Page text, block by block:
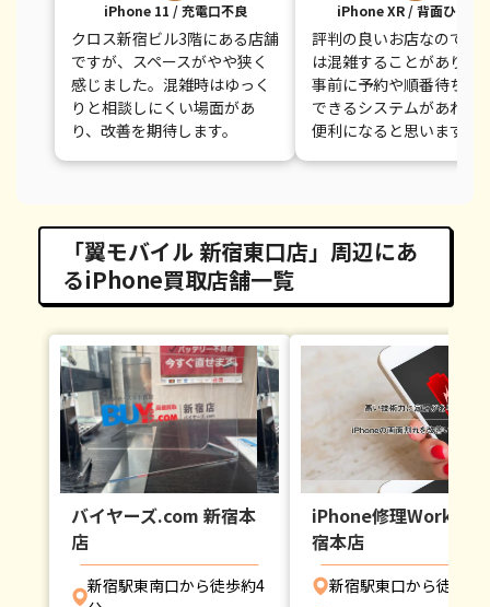
iPhone 11 / 充電口不良
クロス新宿ビル3階にある店舗
ですが、スペースがやや狭く
感じました。混雑時はゆっく
りと相談しにくい場面があ
り、改善を期待します。
iPhone XR / 背面ひびあ
評判の良いお店なので、
は混雑することがありま
事前に予約や順番待ち登
できるシステムがあれば
便利になると思います。
「翼モバイル 新宿東口店」周辺にあ
るiPhone買取店舗一覧
バイヤーズ.com 新宿本
店
新宿駅東南口から徒歩約4
iPhone修理Worker
宿本店
新宿駅東口から徒歩約